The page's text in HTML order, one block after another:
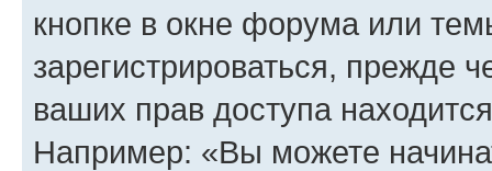
кнопке в окне форума или
зарегистрироваться, прежде
ваших прав доступа
Например: «Вы можете